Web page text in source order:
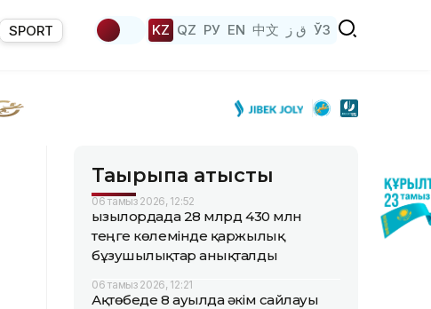
SPORT KZ QZ РУ EN 中文 ق ز ЎЗ
Тақырыпқа қатысты
06 тамыз 2026, 12:52
Қызылордада 28 млрд 430 млн
теңге көлемінде қаржылық
бұзушылықтар анықталды
06 тамыз 2026, 12:21
Ақтөбеде 8 ауылда әкім сайлауы